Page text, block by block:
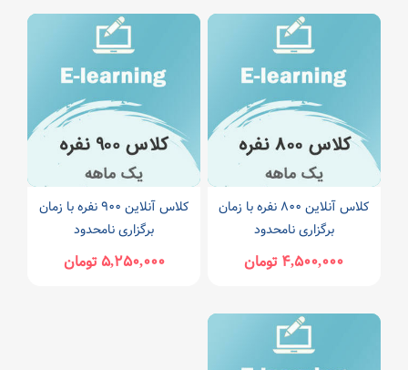
کلاس آنلاین ۸۰۰ نفره با زمان
برگزاری نامحدود
۴,۵۰۰,۰۰۰ تومان
کلاس آنلاین ۹۰۰ نفره با زمان
برگزاری نامحدود
۵,۲۵۰,۰۰۰ تومان